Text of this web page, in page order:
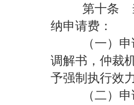
第十条 当
纳申请费：
（一）申请
调解书，仲裁
予强制执行效
（二）申